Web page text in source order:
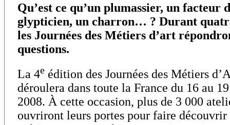
Qu’est ce qu’un plumassier, un facteur
glypticien, un charron… ? Durant
les Journées des Métiers d’art
questions.
La 4e édition des Journées des Métiers
déroulera dans toute la France du 16 au
2008. À cette occasion, plus de 3 000
ouvriront leurs portes pour faire découvrir